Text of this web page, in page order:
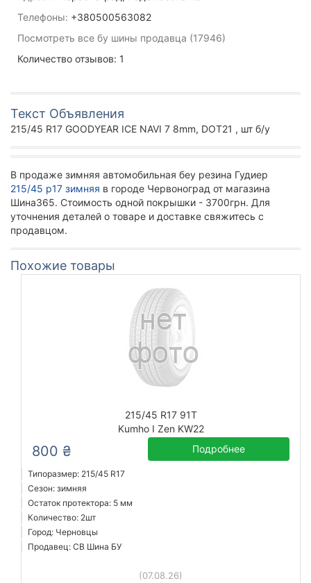
Телефоны: +380500563082
Посмотреть все бу шины продавца (17946)
Количество отзывов: 1
Текст Объявления
215/45 R17 GOODYEAR ICE NAVI 7 8mm, DOT21 , шт б/у
В продаже зимняя автомобильная беу резина Гудиер
215/45 р17 зимняя в городе Червоноград от магазина
Шина365. Стоимость одной покрышки - 3700грн. Для
уточнения деталей о товаре и доставке свяжитесь с
продавцом.
Похожие товары
215/45 R17 91T
Kumho I Zen KW22
800 ₴ Подробнее
Типоразмер: 215/45 R17
Сезон: зимняя
Остаток протектора: 5 мм
Количество: 2шт
Город: Черновцы
Продавец: СВ Шина БУ
(07.08.26)